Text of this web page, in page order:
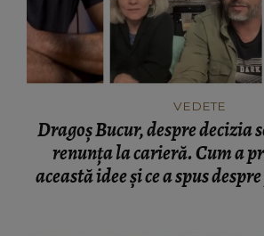
VEDETE
Dragoș Bucur, despre decizia
renunța la carieră. Cum a
această idee și ce a spus